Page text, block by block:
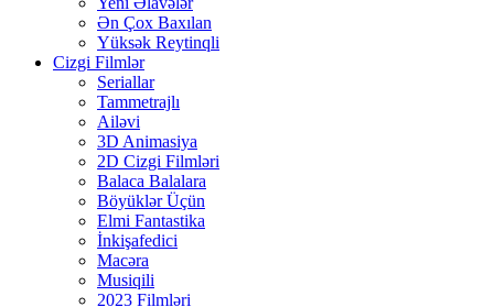
Ən Çox Baxılan
Yüksək Reytinqli
Cizgi Filmlər
Seriallar
Tammetrajlı
Ailəvi
3D Animasiya
2D Cizgi Filmləri
Balaca Balalara
Böyüklər Üçün
Elmi Fantastika
İnkişafedici
Macəra
Musiqili
2023 Filmləri